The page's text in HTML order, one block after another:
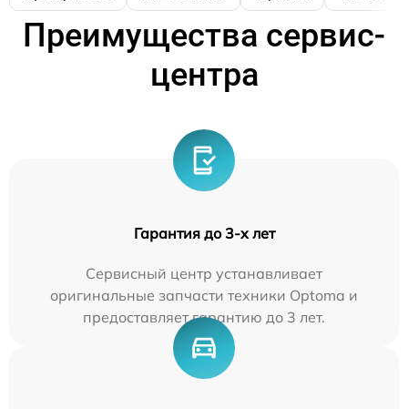
Преимущества сервис-
центра
Гарантия до 3-х лет
Сервисный центр устанавливает
оригинальные запчасти техники Optoma и
предоставляет гарантию до 3 лет.